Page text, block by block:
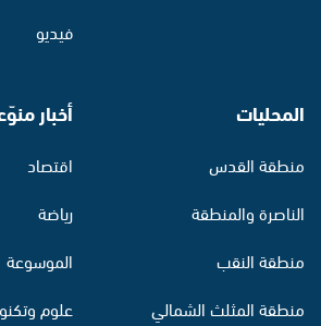
فيديو
المحليات
منطقة القدس
الناصرة والمنطقة
منطقة النقب
منطقة المثلث الشمالي
أخبار
اقتصاد
رياضة
الموسوعة
علوم